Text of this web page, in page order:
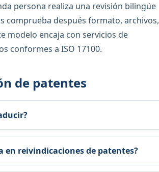
persona realiza una revisión bilingüe
comprueba después formato, archivos,
modelo encaja con servicios de
conformes a ISO 17100.
de patentes
reivindicaciones de patentes?